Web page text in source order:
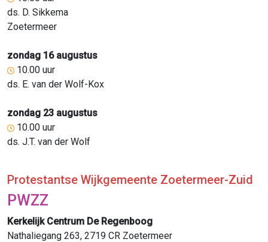
ds. D. Sikkema
Zoetermeer
zondag 16 augustus
10.00 uur
ds. E. van der Wolf-Kox
zondag 23 augustus
10.00 uur
ds. J.T. van der Wolf
Protestantse Wijkgemeente Zoetermeer-Zuid
PWZZ
Kerkelijk Centrum De Regenboog
Nathaliegang 263, 2719 CR Zoetermeer